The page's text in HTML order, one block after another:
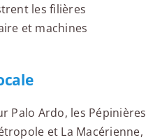
les filières
et machines
Palo Ardo, les Pépinières
et La Macérienne,